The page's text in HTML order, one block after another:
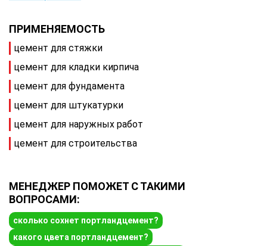
ПРИМЕНЯЕМОСТЬ
цемент для стяжки
цемент для кладки кирпича
цемент для фундамента
цемент для штукатурки
цемент для наружных работ
цемент для строительства
МЕНЕДЖЕР ПОМОЖЕТ С ТАКИМИ
ВОПРОСАМИ:
сколько сохнет портландцемент?
какого цвета портландцемент?